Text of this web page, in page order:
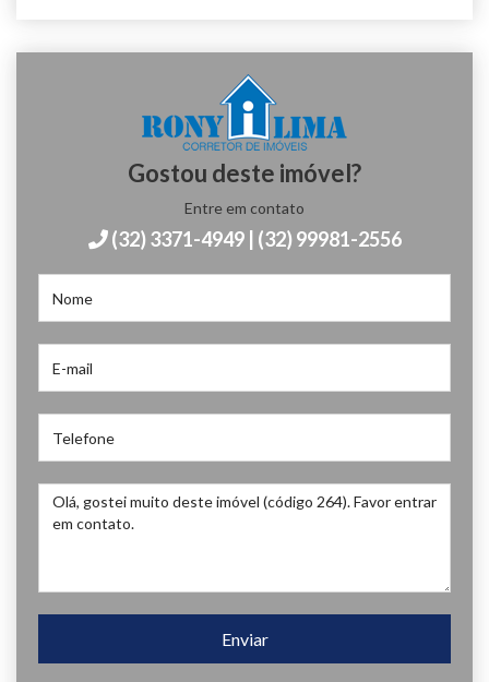
Gostou deste imóvel?
Entre em contato
(32) 3371-4949 | (32) 99981-2556
Enviar